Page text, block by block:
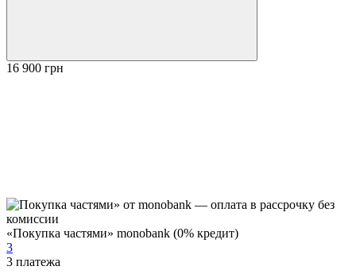
16 900 грн
«Покупка частями» monobank (0% кредит)
3
3 платежа